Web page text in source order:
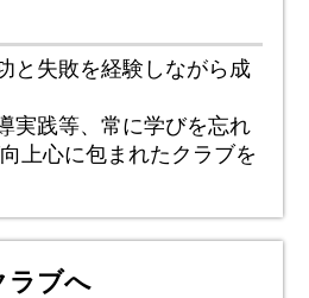
と失敗を経験しながら成
実践等、常に学びを忘れ
上心に包まれたクラブを
ラブへ